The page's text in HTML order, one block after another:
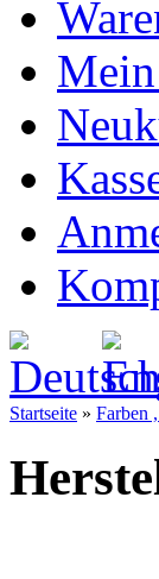
Startseite » Farben